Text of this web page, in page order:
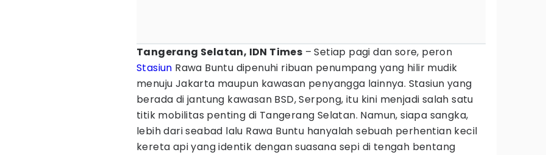
Tangerang Selatan, IDN Times – Setiap pagi dan sore, peron
Stasiun Rawa Buntu dipenuhi ribuan penumpang yang hilir mudik
menuju Jakarta maupun kawasan penyangga lainnya. Stasiun yang
berada di jantung kawasan BSD, Serpong, itu kini menjadi salah satu
titik mobilitas penting di Tangerang Selatan. Namun, siapa sangka,
lebih dari seabad lalu Rawa Buntu hanyalah sebuah perhentian kecil
kereta api yang identik dengan suasana sepi di tengah bentang